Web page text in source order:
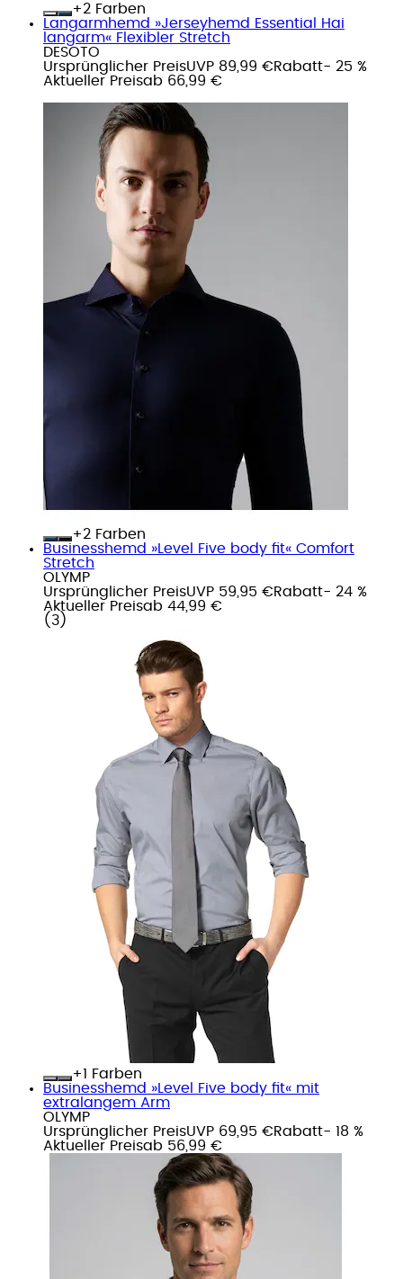
+
Farben
Langarmhemd »Jerseyhemd Essential Hai
langarm« Flexibler Stretch
DESOTO
Ursprünglicher PreisUVP 89,99 €Rabatt- 25 %
Aktueller Preisab 66,99 €
+
Farben
Businesshemd »Level Five body fit« Comfort
Stretch
OLYMP
Ursprünglicher PreisUVP 59,95 €Rabatt- 24 %
Aktueller Preisab 44,99 €
( 3 )
+
Farben
Businesshemd »Level Five body fit« mit
extralangem Arm
OLYMP
Ursprünglicher PreisUVP 69,95 €Rabatt- 18 %
Aktueller Preisab 56,99 €